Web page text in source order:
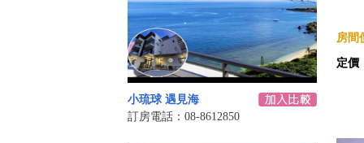
小琉球 遇見海
訂房電話：08-8612850
房間
定價